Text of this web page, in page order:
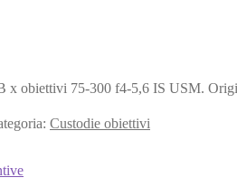
x obiettivi 75-300 f4-5,6 IS USM.
Custodie obiettivi